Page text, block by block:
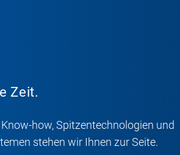
Zeit.
how, Spitzentechnologien und
stehen wir Ihnen zur Seite.